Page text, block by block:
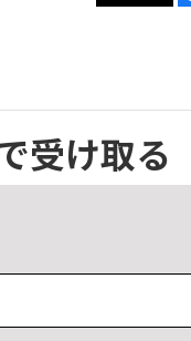
受け取る